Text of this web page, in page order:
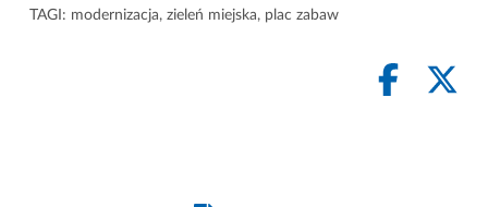
TAGI: modernizacja, zieleń miejska, plac zabaw